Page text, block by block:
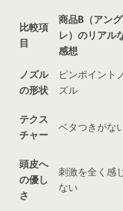
比較項
目
商品B（アング
レ）のリアル
感想
ノズル
の形状
ピンポイント
ズル
テクス
チャー
ベタつきがな
頭皮へ
の優し
さ
刺激を全く感
ない